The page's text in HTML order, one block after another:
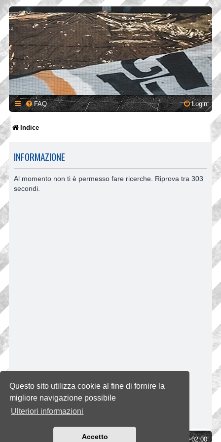
Questo sito utilizza cookie al fine di fornire la
migliore navigazione possibile
Ulteriori informazioni
Accetto
FAQ Login
Indice
INFORMAZIONE
Al momento non ti è permesso fare ricerche. Riprova tra 303
secondi.
UTC+02:00